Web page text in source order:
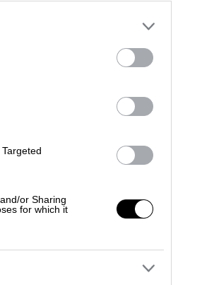
or Sharing
for which it
του από
του
φλόγες και
06/08/2026
ΑΠΟΣΠΑΣΜΑΤΑ...
Τουρκικές
με μαχητικά